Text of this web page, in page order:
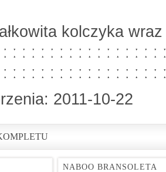
kolczyka
ː ː ː ː ː ː ː ː ː ː ː ː ː ː ː
ː ː ː ː ː ː ː ː ː ː ː ː ː ː ː ː
2011-10-22
NABOO BRANSOLETA